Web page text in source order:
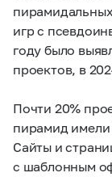
игр с
году было
проектов, в
Почти 20%
пирамид имели
Сайты и
с шаблонным